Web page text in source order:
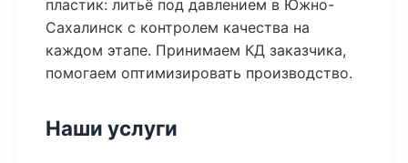
пластик: литьё под давлением в Южно-
Сахалинск с контролем качества на
каждом этапе. Принимаем КД заказчика,
помогаем оптимизировать производство.
Наши услуги